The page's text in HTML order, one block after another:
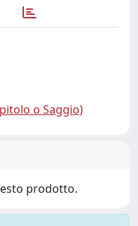
o Saggio)
prodotto.